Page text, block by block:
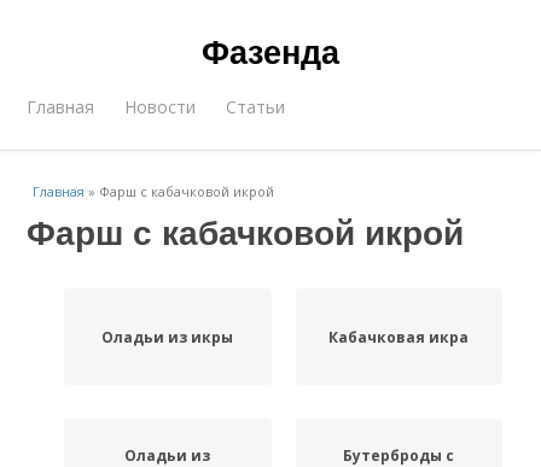
Фазенда
Главная Новости Статьи
Главная » Фарш с кабачковой икрой
Фарш с кабачковой икрой
Оладьи из икры Кабачковая икра
Оладьи из
Бутерброды с